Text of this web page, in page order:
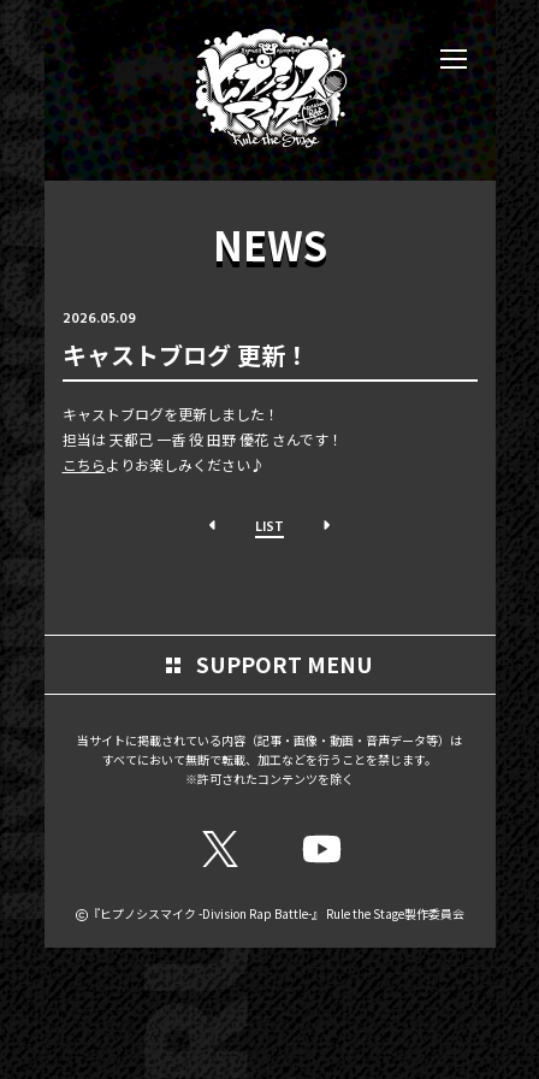
NEWS
TICKET
PHOTOGALLERY
BLOG
MAIL MAGAZINE / BIRTHDAY MAIL
MY PAGE
MEMBER'S CARD
NEWS
2026.05.09
キャストブログ 更新！
キャストブログを更新しました！
担当は 天都己 一香 役 田野 優花 さんです！
こちらよりお楽しみください♪
LIST
SUPPORT MENU
当サイトに掲載されている内容（記事・画像・動画・音声データ等）は
すべてにおいて無断で転載、加工などを行うことを禁じます。
※許可されたコンテンツを除く
『ヒプノシスマイク -Division Rap Battle-』 Rule the Stage製作委員会